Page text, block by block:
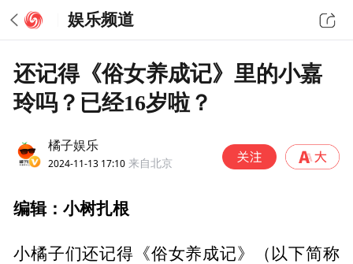
娱乐频道
还记得《俗女养成记》里的小嘉
玲吗？已经16岁啦？
橘子娱乐
2024-11-13 17:10 来自北京
编辑：小树扎根
小橘子们还记得《俗女养成记》（以下简称